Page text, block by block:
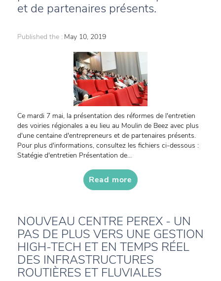
et de partenaires présents.
Published the : May 10, 2019
Ce mardi 7 mai, la présentation des réformes de l'entretien
des voiries régionales a eu lieu au Moulin de Beez avec plus
d'une centaine d'entrepreneurs et de partenaires présents.
Pour plus d'informations, consultez les fichiers ci-dessous :
Statégie d'entretien Présentation de...
Read more
NOUVEAU CENTRE PEREX - UN
PAS DE PLUS VERS UNE GESTION
HIGH-TECH ET EN TEMPS RÉEL
DES INFRASTRUCTURES
ROUTIÈRES ET FLUVIALES